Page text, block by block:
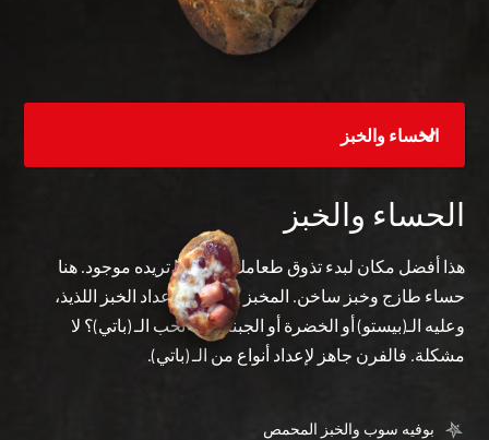
الحساء والخبز
الحساء والخبز
هذا أفضل مكان لبدء تذوق طعامك. فكل ما تريده موجود. هنا
حساء طازج وخبز ساخن. المخبز مشغول بإعداد الخبز اللذيذ،
وعليه الـ(بيستو) أو الخضرة أو الجبنة. أنت تحب الـ (باتي)؟ لا
مشكلة. فالفرن جاهز لإعداد أنواع من الـ (باتي).
بوفیه سوب والخبز المحمص